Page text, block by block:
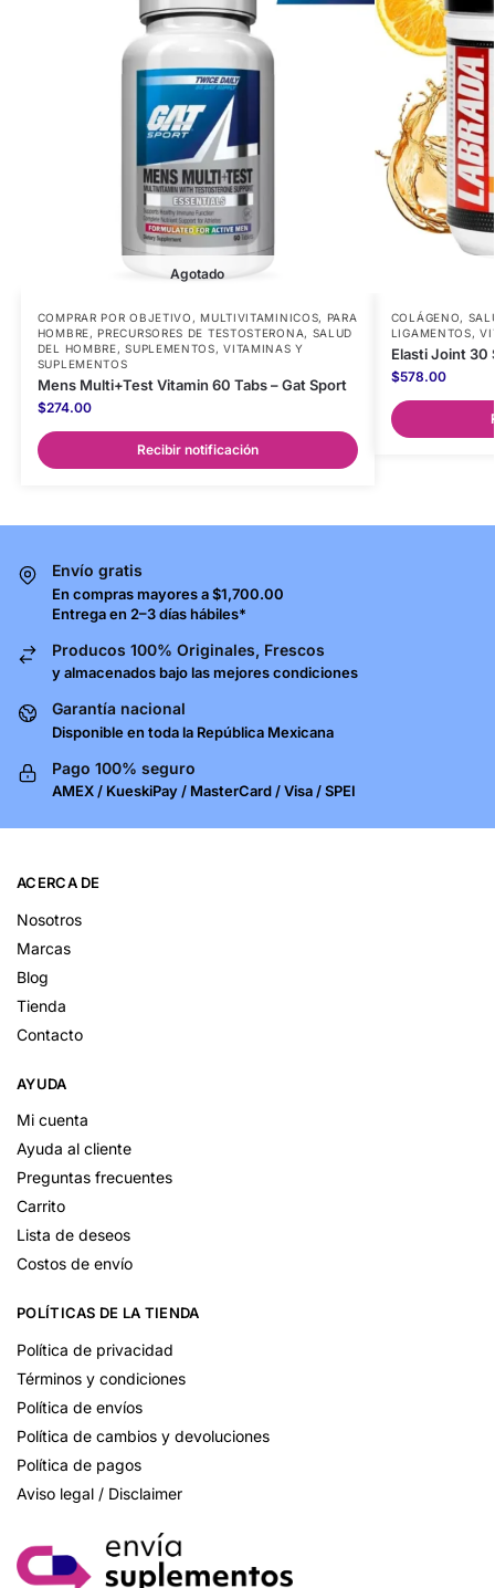
Agotado
COMPRAR POR OBJETIVO , MULTIVITAMINICOS, PARA
HOMBRE, PRECURSORES DE TESTOSTERONA, SALUD
DEL HOMBRE,SUPLEMENTOS,VITAMINAS Y
SUPLEMENTOS
Mens Multi+Test Vitamin 60 Tabs – Gat Sport
$274.00
Recibir notificación
COLÁGENO,
LIGAMENTOS,
Elasti Joint 30
$578.00
Envío gratis
En compras mayores a $1,700.00
Entrega en 2–3 días hábiles*
Producos 100% Originales, Frescos
y almacenados bajo las mejores condiciones
Garantía nacional
Disponible en toda la República Mexicana
Pago 100% seguro
AMEX / KueskiPay / MasterCard / Visa / SPEI
ACERCA DE
Nosotros
Marcas
Blog
Tienda
Contacto
AYUDA
Mi cuenta
Ayuda al cliente
Preguntas frecuentes
Carrito
Lista de deseos
Costos de envío
POLÍTICAS DE LA TIENDA
Política de privacidad
Términos y condiciones
Política de envíos
Política de cambios y devoluciones
Política de pagos
Aviso legal / Disclaimer